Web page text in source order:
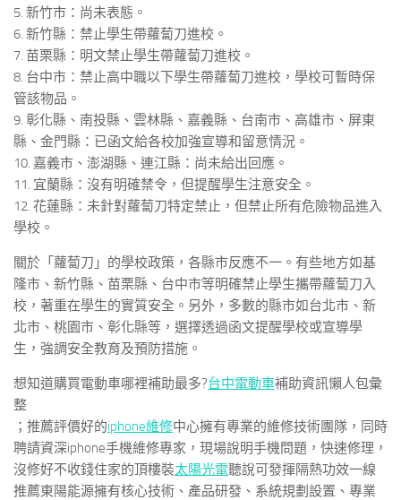
5. 新竹市：尚未表態。
6. 新竹縣：禁止學生帶蘿蔔刀進校。
7. 苗栗縣：明文禁止學生帶蘿蔔刀進校。
8. 台中市：禁止高中職以下學生帶蘿蔔刀進校，學校可暫時保
管該物品。
9. 彰化縣、南投縣、雲林縣、嘉義縣、台南市、高雄市、屏東
縣、金門縣：已函文給各校加強宣導和留意情況。
10. 嘉義市、澎湖縣、連江縣：尚未給出回應。
11. 宜蘭縣：沒有明確禁令，但提醒學生注意安全。
12. 花蓮縣：未針對蘿蔔刀特定禁止，但禁止所有危險物品進入
學校。
關於「蘿蔔刀」的學校政策，各縣市反應不一。有些地方如基
隆市、新竹縣、苗栗縣、台中市等明確禁止學生攜帶蘿蔔刀入
校，著重在學生的實質安全。另外，多數的縣市如台北市、新
北市、桃園市、彰化縣等，選擇透過函文提醒學校或宣導學
生，強調安全教育及預防措施。
想知道購買電動車哪裡補助最多?台中電動車補助資訊懶人包彙
整
；推薦評價好的iphone維修中心擁有專業的維修技術團隊，同時
聘請資深iphone手機維修專家，現場說明手機問題，快速修理，
沒修好不收錢住家的頂樓裝太陽光電聽說可發揮隔熱功效一線
推薦東陽能源擁有核心技術、產品研發、系統規劃設置、專業